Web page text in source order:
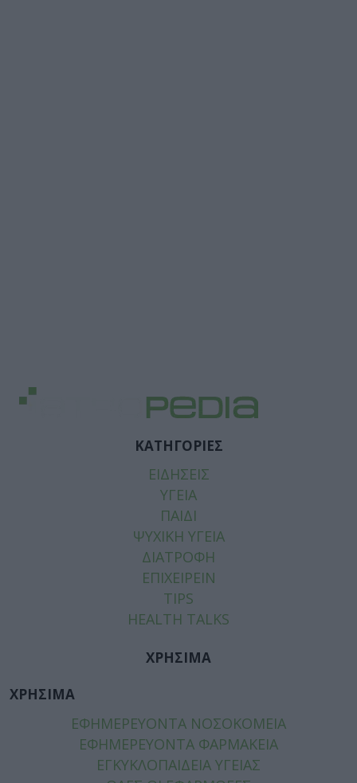
ΚΑΤΗΓΟΡΙΕΣ
ΕΙΔΗΣΕΙΣ
ΥΓΕΙΑ
ΠΑΙΔΙ
ΨΥΧΙΚΗ ΥΓΕΙΑ
ΔΙΑΤΡΟΦΗ
ΕΠΙΧΕΙΡΕΙΝ
TIPS
HEALTH TALKS
ΧΡΗΣΙΜΑ
ΧΡΗΣΙΜΑ
ΕΦΗΜΕΡΕΥΟΝΤΑ ΝΟΣΟΚΟΜΕΙΑ
ΕΦΗΜΕΡΕΥΟΝΤΑ ΦΑΡΜΑΚΕΙΑ
ΕΓΚΥΚΛΟΠΑΙΔΕΙΑ ΥΓΕΙΑΣ